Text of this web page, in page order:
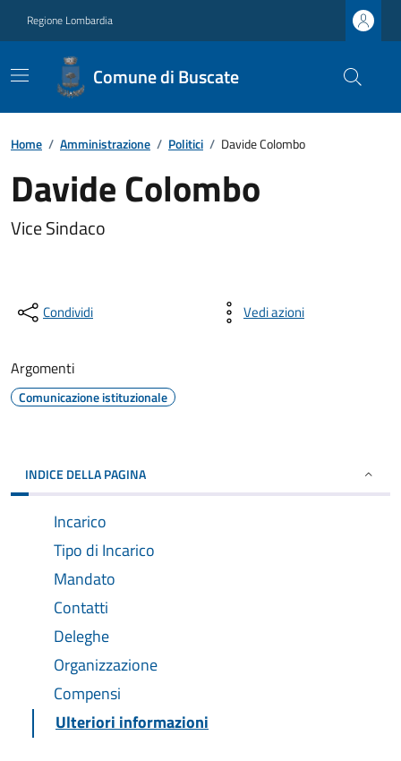
Regione Lombardia
Comune di Buscate
Home / Amministrazione / Politici / Davide Colombo
Davide Colombo
Vice Sindaco
Condividi Vedi azioni
Argomenti
Comunicazione istituzionale
INDICE DELLA PAGINA
Incarico
Tipo di Incarico
Mandato
Contatti
Deleghe
Organizzazione
Compensi
Ulteriori informazioni